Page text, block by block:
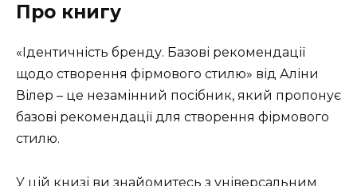
Про книгу
«Ідентичність бренду. Базові рекомендації
щодо створення фірмового стилю» від Аліни
Вілер – це незамінний посібник, який пропонує
базові рекомендації для створення фірмового
стилю.
У цій книзі ви знайомитесь з універсальним